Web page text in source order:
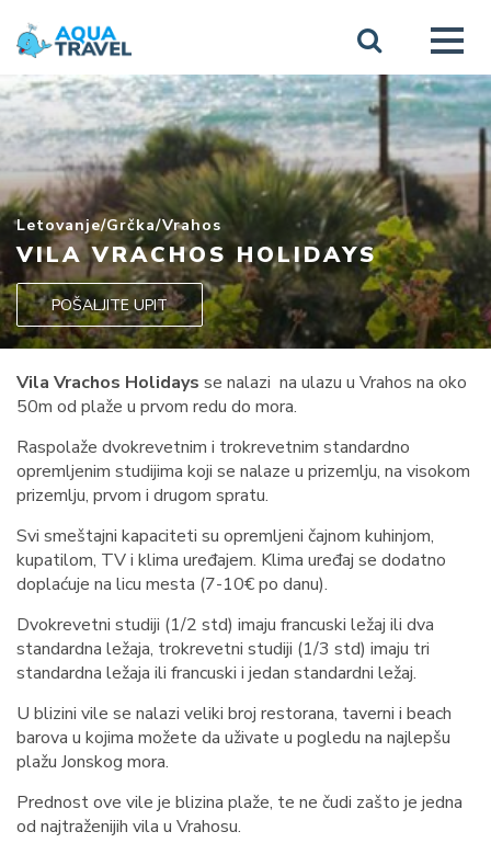
Letovanje/Grčka/Vrahos
VILA VRACHOS HOLIDAYS
POŠALJITE UPIT
Vila Vrachos Holidays se nalazi na ulazu u Vrahos na oko
50m od plaže u prvom redu do mora.
Raspolaže dvokrevetnim i trokrevetnim standardno
opremljenim studijima koji se nalaze u prizemlju, na visokom
prizemlju, prvom i drugom spratu.
Svi smeštajni kapaciteti su opremljeni čajnom kuhinjom,
kupatilom, TV i klima uređajem. Klima uređaj se dodatno
doplaćuje na licu mesta (7-10€ po danu).
Dvokrevetni studiji (1/2 std) imaju francuski ležaj ili dva
standardna ležaja, trokrevetni studiji (1/3 std) imaju tri
standardna ležaja ili francuski i jedan standardni ležaj.
U blizini vile se nalazi veliki broj restorana, taverni i beach
barova u kojima možete da uživate u pogledu na najlepšu
plažu Jonskog mora.
Prednost ove vile je blizina plaže, te ne čudi zašto je jedna
od najtraženijih vila u Vrahosu.